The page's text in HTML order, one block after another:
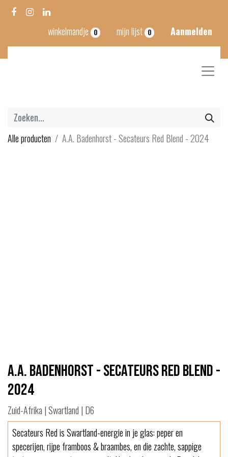
winkelmandje 0 mijn lijst 0 Aanmelden
Alle producten A.A. Badenhorst - Secateurs Red Blend - 2024
A.A. Badenhorst - Secateurs Red Blend -
2024
Zuid-Afrika | Swartland | D6
Secateurs Red is Swartland-energie in je glas: peper en
specerijen, rijpe framboos & braambes, en die zachte, sappige